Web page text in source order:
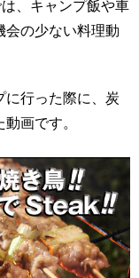
、キャンプ飯や車
の少ない料理動
に行った際に、炭
画です。